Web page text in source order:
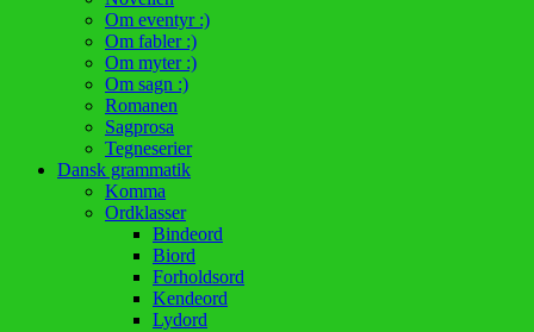
Om eventyr :)
Om fabler :)
Om myter :)
Om sagn :)
Romanen
Sagprosa
Tegneserier
Dansk grammatik
Komma
Ordklasser
Bindeord
Biord
Forholdsord
Kendeord
Lydord